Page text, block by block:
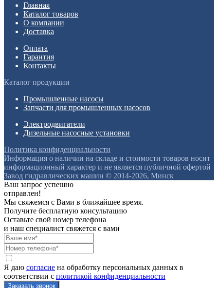
Главная
Каталог товаров
О компании
Доставка
Оплата
Гарантия
Контакты
Каталог продукции
Промышленные насосы
Запчасти для промышленных насосов
Электродвигатели
Дизельные насосные установки
Политика конфиденциальности
Информация о наличии на складе и стоимости товаров носит
информационный характер и не является публичной офертой
Завод гидравлических машин © 2014-2026, Минск
Ваш запрос успешно
отправлен!
Мы свяжемся с Вами в ближайшее время.
Получите бесплатную консультацию
Оставьте свой номер телефона
и наш специалист свяжется с вами
Я даю согласие на обработку персональных данных в
соответствии с политикой конфиденциальности